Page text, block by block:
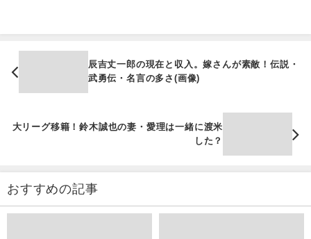
辰吉丈一郎の現在と収入。嫁さんが素敵！伝説・
武勇伝・名言の多さ(画像)
大リーグ移籍！鈴木誠也の妻・愛理は一緒に渡米
した？
おすすめの記事